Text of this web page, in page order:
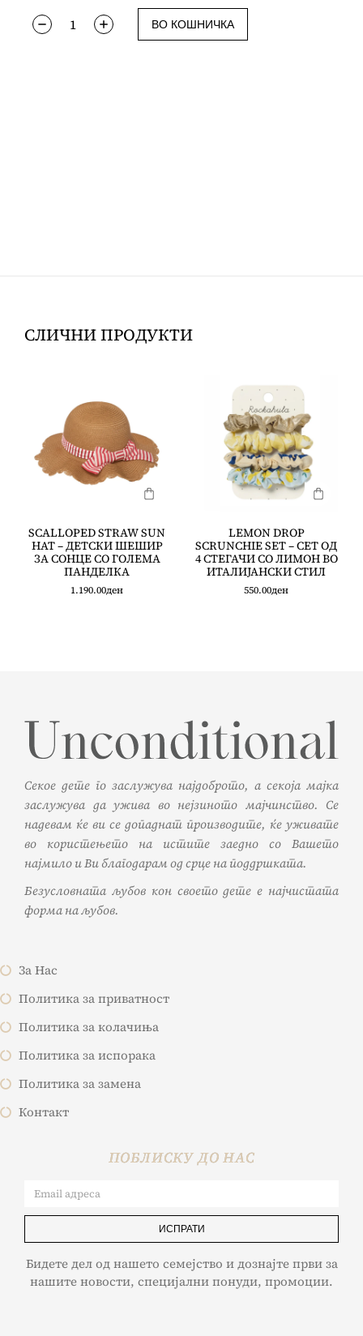
ВО КОШНИЧКА
СЛИЧНИ ПРОДУКТИ
SCALLOPED STRAW SUN
HAT – ДЕТСКИ ШЕШИР
ЗА СОНЦЕ СО ГОЛЕМА
ПАНДЕЛКА
1.190.00ден
LEMON DROP
SCRUNCHIE SET – СЕТ ОД
4 СТЕГАЧИ СО ЛИМОН ВО
ИТАЛИЈАНСКИ СТИЛ
550.00ден
Секое дете го заслужува најдоброто, а секоја мајка
заслужува да ужива во нејзиното мајчинство. Се
надевам ќе ви се допаднат производите, ќе уживате
во користењето на истите заедно со Вашето
најмило и Ви благодарам од срце на поддршката.
Безусловната љубов кон своето дете е најчистата
форма на љубов.
За Нас
Политика за приватност
Политика за колачиња
Политика за испорака
Политика за замена
Контакт
ПОБЛИСКУ ДО НАС
ИСПРАТИ
Бидете дел од нашето семејство и дознајте први за
нашите новости, специјални понуди, промоции.